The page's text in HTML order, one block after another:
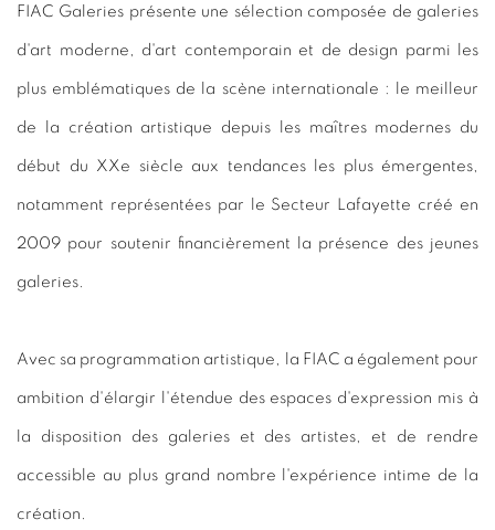
FIAC Galeries présente une sélection composée de galeries
d'art moderne, d'art contemporain et de design parmi les
plus emblématiques de la scène internationale : le meilleur
de la création artistique depuis les maîtres modernes du
début du XXe siècle aux tendances les plus émergentes,
notamment représentées par le Secteur Lafayette créé en
2009 pour soutenir financièrement la présence des jeunes
galeries.
Avec sa programmation artistique, la FIAC a également pour
ambition d'élargir l'étendue des espaces d'expression mis à
la disposition des galeries et des artistes, et de rendre
accessible au plus grand nombre l'expérience intime de la
création.